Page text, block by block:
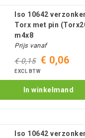
Iso 10642
Torx met pin
m4x8
Prijs vanaf
€ 0,15 € 0,06
EXCL BTW
In winkelmand
Iso 10642